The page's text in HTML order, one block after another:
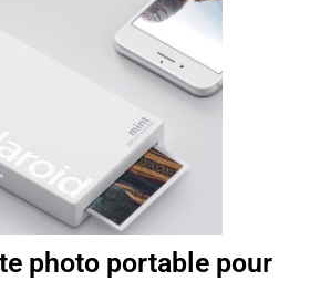
photo portable pour